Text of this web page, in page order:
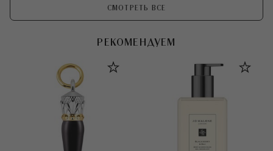
СМОТРЕТЬ ВСЕ
РЕКОМЕНДУЕМ